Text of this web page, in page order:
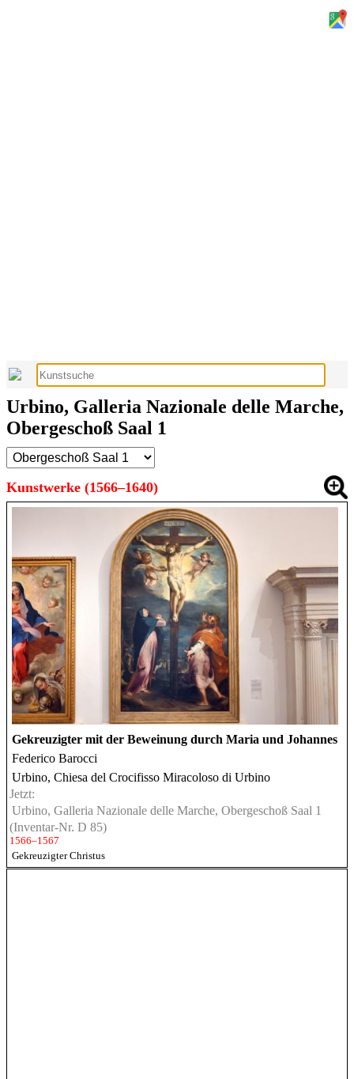
Urbino, Galleria Nazionale delle Marche,
Obergeschoß Saal 1
Kunstwerke (1566–1640)
Gekreuzigter mit der Beweinung durch Maria und Johannes
Federico Barocci
Urbino, Chiesa del Crocifisso Miracoloso di Urbino
Jetzt:
Urbino, Galleria Nazionale delle Marche, Obergeschoß Saal 1
(Inventar-Nr. D 85)
1566–1567
Gekreuzigter Christus